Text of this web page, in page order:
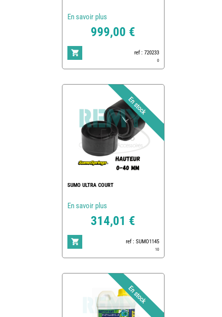
En savoir plus
999,00 €
ref : 720233
0
SUMO ULTRA COURT
En savoir plus
314,01 €
ref : SUMO1145
10